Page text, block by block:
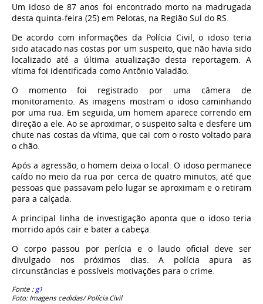
Um idoso de 87 anos foi encontrado morto na madrugada
desta quinta-feira (25) em Pelotas, na Região Sul do RS.
De acordo com informações da Polícia Civil, o idoso teria
sido atacado nas costas por um suspeito, que não havia sido
localizado até a última atualização desta reportagem. A
vítima foi identificada como Antônio Valadão.
O momento foi registrado por uma câmera de
monitoramento. As imagens mostram o idoso caminhando
por uma rua. Em seguida, um homem aparece correndo em
direção a ele. Ao se aproximar, o suspeito salta e desfere um
chute nas costas da vítima, que cai com o rosto voltado para
o chão.
Após a agressão, o homem deixa o local. O idoso permanece
caído no meio da rua por cerca de quatro minutos, até que
pessoas que passavam pelo lugar se aproximam e o retiram
para a calçada.
A principal linha de investigação aponta queo idoso teria
morrido após cair e bater a cabeça.
O corpo passou por perícia e o laudo oficial deve ser
divulgado nos próximos dias. A polícia apura as
circunstâncias e possíveis motivações para o crime.
Fonte :g1
Foto: Imagens cedidas/ Polícia Civil